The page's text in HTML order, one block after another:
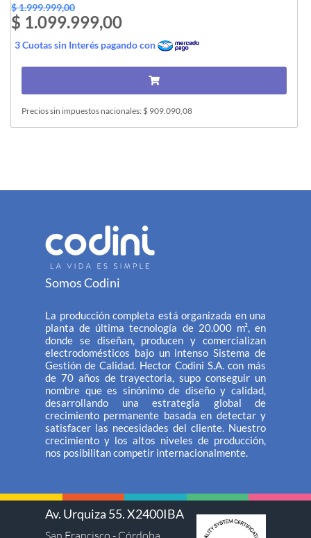
$ 1.999.999,00
$ 1.099.999,00
3 Cuotas sin Interés pagando con
Precios sin impuestos nacionales: $ 909.090,08
Somos Codini
La producción completa está organizada en una
planta de última tecnología de 20.000 m², en
donde se diseñan, producen y comercializan
electrodomésticos bajo un intenso Sistema de
Gestión de Calidad. Hector Codini S.A. con más
de 70 años de trayectoria, supo conseguir un
nombre que es sinónimo de diseño y calidad,
desarrollando una estrategia global de
crecimiento permanente basada en detectar y
satisfacer las necesidades del cliente. Nuestro
crecimiento y los altos niveles de producción,
nos posibilitan competir internacionalmente.
Av. Urquiza 55. X2400IBA
San Francisco - Córdoba